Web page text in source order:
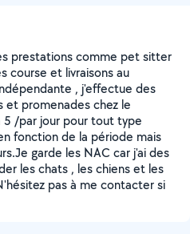
prestations comme pet sitter
course et livraisons au
, j'effectue des
et promenades chez le
5 /par jour pour tout type
fonction de la période mais
garde les NAC car j'ai des
les chats , les chiens et les
pas à me contacter si